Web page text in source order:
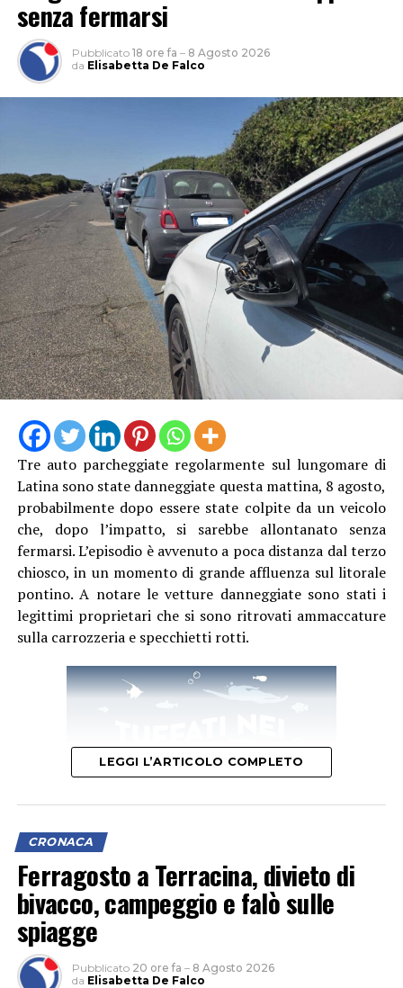
senza fermarsi
Pubblicato 18 ore fa – 8 Agosto 2026
da Elisabetta De Falco
Tre auto parcheggiate regolarmente sul lungomare di
Latina sono state danneggiate questa mattina, 8 agosto,
probabilmente dopo essere state colpite da un veicolo
che, dopo l’impatto, si sarebbe allontanato senza
fermarsi. L’episodio è avvenuto a poca distanza dal terzo
chiosco, in un momento di grande affluenza sul litorale
pontino. A notare le vetture danneggiate sono stati i
legittimi proprietari che si sono ritrovati ammaccature
sulla carrozzeria e specchietti rotti.
L’ipotesi è quella di un veicolo finito contro le tre auto,
il cui conducente non si sarebbe fermato dopo l’impatto
per verificare i danni né per lasciare i propri dati,
facendo perdere le proprie tracce.
LEGGI L’ARTICOLO COMPLETO
CRONACA
Ferragosto a Terracina, divieto di
bivacco, campeggio e falò sulle
spiagge
Pubblicato 20 ore fa – 8 Agosto 2026
da Elisabetta De Falco